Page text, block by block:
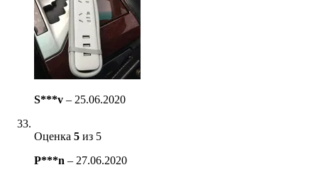
S***v – 25.06.2020
Оценка 5 из 5
P***n – 27.06.2020